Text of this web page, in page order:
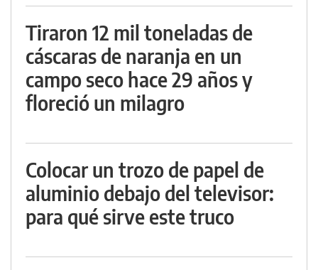
Tiraron 12 mil toneladas de
cáscaras de naranja en un
campo seco hace 29 años y
floreció un milagro
Colocar un trozo de papel de
aluminio debajo del televisor:
para qué sirve este truco